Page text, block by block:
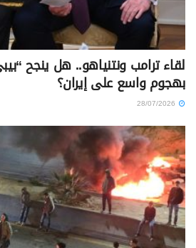
لقاء ترامب ونتنياهو.. هل ينجح
بهجوم واسع على إيران؟